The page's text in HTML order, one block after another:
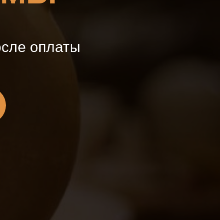
оплаты